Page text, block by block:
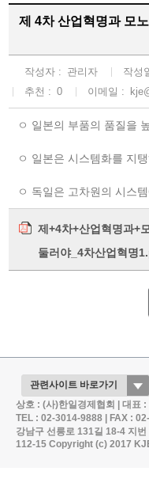
제 4차 산업혁명과 모
작성자 : 관리자 작성
추천 : 0 이메일 :
ㅇ 일본의 부품의 품질을
ㅇ 일본은 시스템화를 지
ㅇ 독일은 고차원의 시스
제+4차+산업혁명과+
둘러야_4차산업혁명
상호 : (사)한일경제협회 | 대표
TEL : 02-3014-9888 | FAX :
강남구 선릉로 131길 18-4 지
112-15Copyright (c) 2017